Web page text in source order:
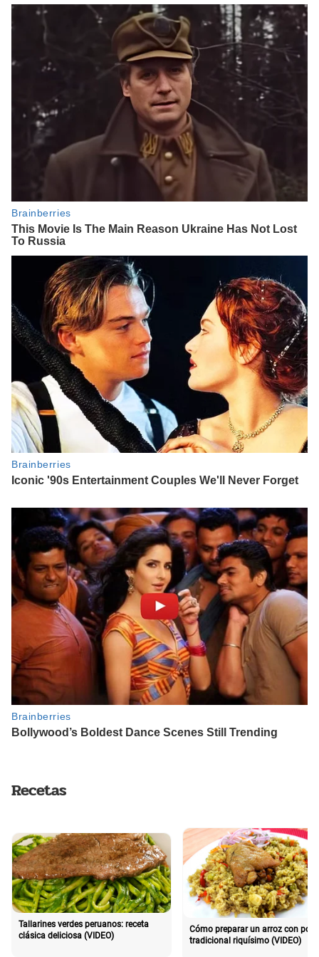
Recetas
Tallarines verdes peruanos: receta
clásica deliciosa (VIDEO)
Cómo preparar un arroz con pollo
tradicional riquísimo (VIDEO)